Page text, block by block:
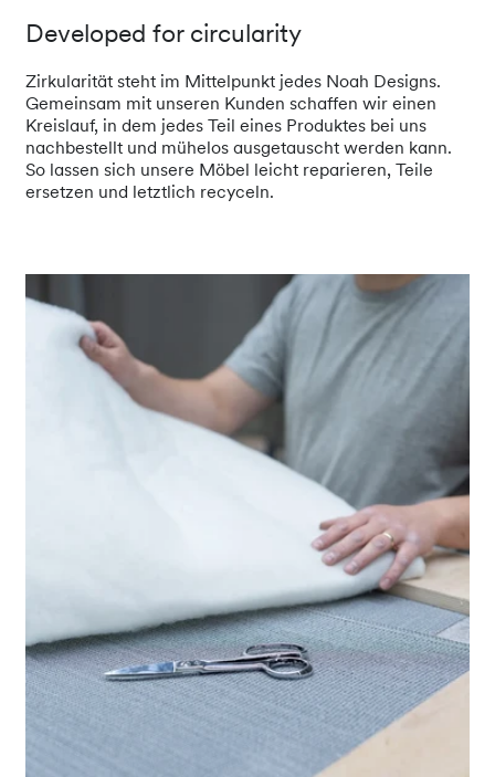
Developed for circularity
Zirkularität steht im Mittelpunkt jedes Noah Designs.
Gemeinsam mit unseren Kunden schaffen wir einen
Kreislauf, in dem jedes Teil eines Produktes bei uns
nachbestellt und mühelos ausgetauscht werden kann.
So lassen sich unsere Möbel leicht reparieren, Teile
ersetzen und letztlich recyceln.